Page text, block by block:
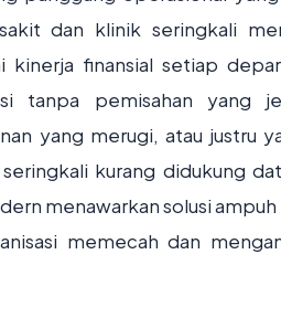
dan klinik seringkali
finansial setiap
tanpa pemisahan yang
yang merugi, atau justru
kurang didukung
menawarkan solusi
memecah dan